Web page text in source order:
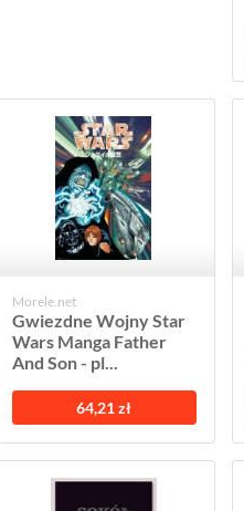
Morele.net
Gwiezdne Wojny Star
Wars Manga Father
And Son - pl...
64,21 zł